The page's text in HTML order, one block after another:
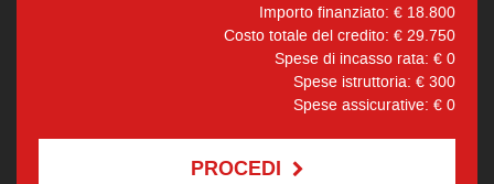
Importo finanziato: € 18.800
Costo totale del credito: € 29.750
Spese di incasso rata: € 0
Spese istruttoria: € 300
Spese assicurative: € 0
PROCEDI